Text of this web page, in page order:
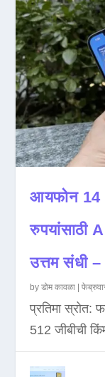
आयफोन 14
रुपयांसाठी
उत्तम संधी –
byडोम कावळा |
प्रतिमा
512 जीबीची